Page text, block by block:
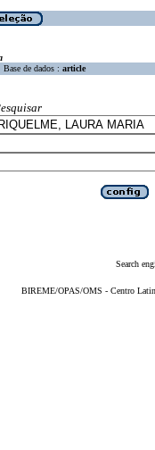
Base de dados : article
Search
BIREME/OPAS/OMS - Centro